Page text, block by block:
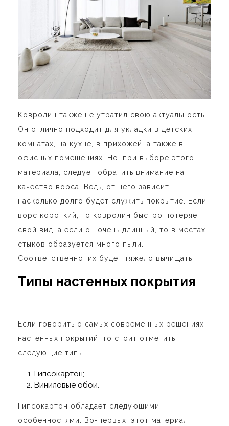
Ковролин также не утратил свою актуальность.
Он отлично подходит для укладки в детских
комнатах, на кухне, в прихожей, а также в
офисных помещениях. Но, при выборе этого
материала, следует обратить внимание на
качество ворса. Ведь, от него зависит,
насколько долго будет служить покрытие. Если
ворс короткий, то ковролин быстро потеряет
свой вид, а если он очень длинный, то в местах
стыков образуется много пыли.
Соответственно, их будет тяжело вычищать.
Типы настенных покрытия
Если говорить о самых современных решениях
настенных покрытий, то стоит отметить
следующие типы:
Гипсокартон;
Виниловые обои.
Гипсокартон обладает следующими
особенностями. Во-первых, этот материал